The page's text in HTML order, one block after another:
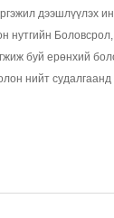
дээшлүүлэх
буй ерөнхий
нийт судалгаанд